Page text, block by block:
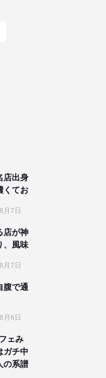
店出身
くてお
月7日
店が神
、風味
月7日
腹で通
月6日
ェみ
ガチ中
の系譜